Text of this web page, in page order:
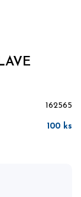
162565
100ks